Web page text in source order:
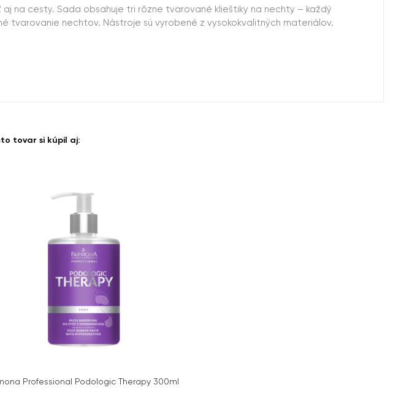
na cesty. Sada obsahuje tri rôzne tvarované klieštiky na nechty – každý
tvarovanie nechtov. Nástroje sú vyrobené z vysokokvalitných materiálov.
tovar si kúpil aj:
Professional Podologic Therapy 300ml